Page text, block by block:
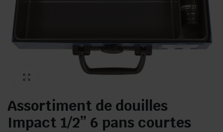
Assortiment de douilles
Impact 1/2” 6 pans courtes